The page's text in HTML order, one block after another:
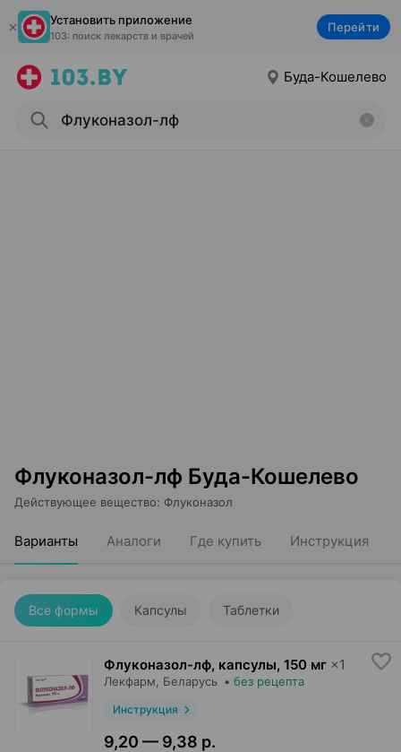
Установить приложение
103: поиск лекарств и врачей
Перейти
Буда-Кошелево
Флуконазол-лф Буда-Кошелево
Действующее вещество: Флуконазол
Варианты Аналоги Где купить Инструкция
Все формы Капсулы Таблетки
Флуконазол-лф, капсулы, 150 мг ×1
Лекфарм , Беларусь • без рецепта
Инструкция
9,20 — 9,38 р.